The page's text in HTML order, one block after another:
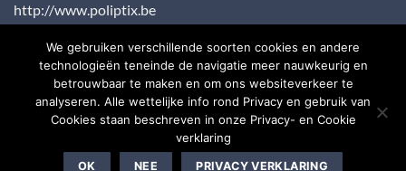
http://www.poliptix.be
Visa PayPal MasterCardBancontactBank
Transfer
IDeal
Sepa Sofort
CONTACT
We gebruiken verschillende soorten cookies en andere
technologieën teneinde de navigatie meer nauwkeurig en
betrouwbaar te maken en om ons websiteverkeer te
analyseren. Alle wettelijke info rond Privacy en gebruik van
Cookies staan beschreven in onze Privacy- en Cookie
verklaring
OK NEE PRIVACY VERKLARING